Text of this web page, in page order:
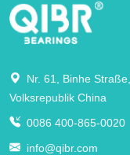
Nr. 61, Binhe
Volksrepublik China
0086 400-865-0020
info@qibr.com